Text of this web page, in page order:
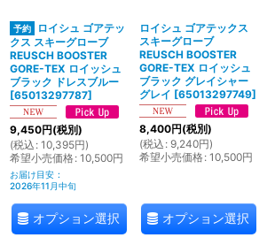
ロイシュ ゴアテッ
クス スキーグローブ
REUSCH BOOSTER
GORE-TEX ロイッシュ
ブラック ドレスブルー
[65013297787]
9,450円(税別)
(税込 : 10,395円)
希望小売価格: 10,500円
お届け目安 :
2026年11月中旬
オプション選択
ロイシュ ゴアテックス
スキーグローブ
REUSCH BOOSTER
GORE-TEX ロイッシュ
ブラック グレイシャー
グレイ [65013297749]
8,400円(税別)
(税込 : 9,240円)
希望小売価格: 10,500円
オプション選択